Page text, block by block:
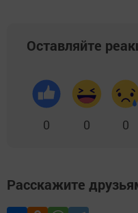
Оставляйте
0 0 0
Расскажите